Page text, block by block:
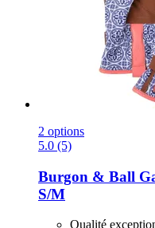
2 options
5.0 (5)
Burgon & Ball
S/M
Qualité